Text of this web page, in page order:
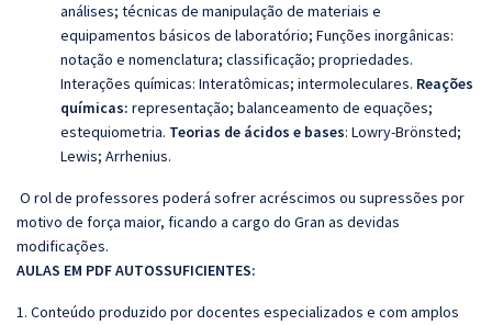
análises; técnicas de manipulação de materiais e
equipamentos básicos de laboratório; Funções inorgânicas:
notação e nomenclatura; classificação; propriedades.
Interações químicas: Interatômicas; intermoleculares. Reações
químicas: representação; balanceamento de equações;
estequiometria. Teorias de ácidos e bases: Lowry-Brönsted;
Lewis; Arrhenius.
O rol de professores poderá sofrer acréscimos ou supressões por
motivo de força maior, ficando a cargo do Gran as devidas
modificações.
AULAS EM PDF AUTOSSUFICIENTES:
1. Conteúdo produzido por docentes especializados e com amplos